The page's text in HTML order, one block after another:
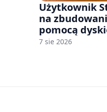
Użytkownik
na
pomocą
7 sie 2026